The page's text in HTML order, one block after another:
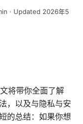
· Updated 2026年5
将带你全面了解
，以及与隐私与安
的总结：如果你想